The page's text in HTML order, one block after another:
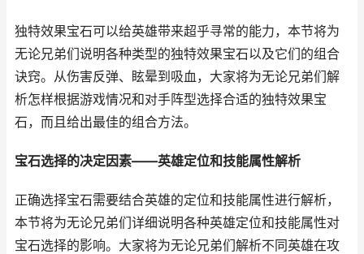
独特效果宝石可以给英雄带来超乎寻常的能力，本节将为
无论兄弟们说明各种类型的独特效果宝石以及它们的组合
诀窍。从伤害反弹、眩晕到吸血，大家将为无论兄弟们解
析怎样根据游戏情况和对手阵型选择合适的独特效果宝
石，而且给出最佳的组合方法。
宝石选择的决定因素——英雄定位和技能属性解析
正确选择宝石需要结合英雄的定位和技能属性进行解析，
本节将为无论兄弟们详细说明各种英雄定位和技能属性对
宝石选择的影响。大家将为无论兄弟们解析不同英雄在攻